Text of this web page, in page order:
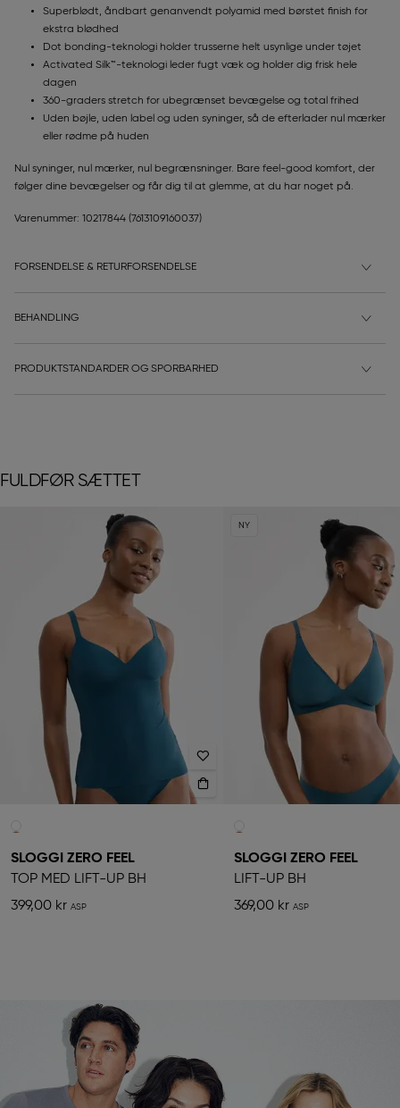
Superblødt, åndbart genanvendt polyamid med børstet finish for
ekstra blødhed
Dot bonding-teknologi holder trusserne helt usynlige under tøjet
Activated Silk™-teknologi leder fugt væk og holder dig frisk hele
dagen
360-graders stretch for ubegrænset bevægelse og total frihed
Uden bøjle, uden label og uden syninger, så de efterlader nul mærker
eller rødme på huden
Nul syninger, nul mærker, nul begrænsninger. Bare feel-good komfort, der
følger dine bevægelser og får dig til at glemme, at du har noget på.
Varenummer: 10217844 (7613109160037)
FORSENDELSE & RETURFORSENDELSE
BEHANDLING
PRODUKTSTANDARDER OG SPORBARHED
FULDFØR SÆTTET
SLOGGI ZERO FEEL
TOP MED LIFT-UP BH
399,00 kr
NY
SLOGGI ZERO FEEL
LIFT-UP BH
369,00 kr